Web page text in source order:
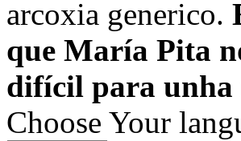
arcoxia generico.
que María Pita
difícil para unha
Choose Your